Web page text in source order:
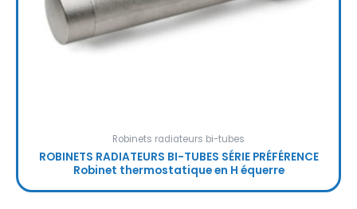
Robinets radiateurs bi-tubes
ROBINETS RADIATEURS BI-TUBES SÉRIE PRÉFÉRENCE
Robinet thermostatique en H équerre